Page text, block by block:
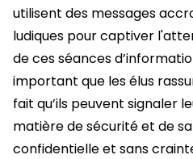
utilisent des messages
ludiques pour captiver
de ces séances
important que les élus
fait qu’ils peuvent signaler
matière de sécurité et de
confidentielle et sans